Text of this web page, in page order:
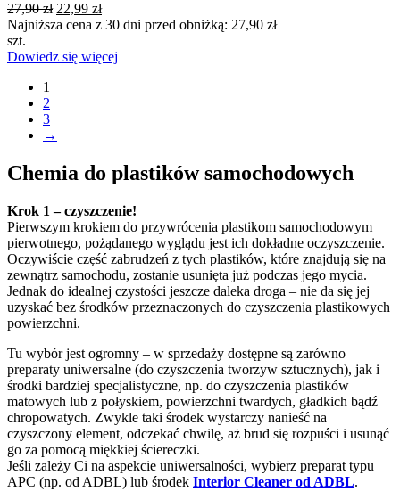
27,90zł 22,99 zł
Najniższa cena z 30 dni przed obniżką: 27,90 zł
szt.
Dowiedz się więcej
1
2
3
→
Chemia do plastików samochodowych
Krok 1 – czyszczenie!
Pierwszym krokiem do przywrócenia plastikom samochodowym
pierwotnego, pożądanego wyglądu jest ich dokładne oczyszczenie.
Oczywiście część zabrudzeń z tych plastików, które znajdują się na
zewnątrz samochodu, zostanie usunięta już podczas jego mycia.
Jednak do idealnej czystości jeszcze daleka droga – nie da się jej
uzyskać bez środków przeznaczonych do czyszczenia plastikowych
powierzchni.
Tu wybór jest ogromny – w sprzedaży dostępne są zarówno
preparaty uniwersalne (do czyszczenia tworzyw sztucznych), jak i
środki bardziej specjalistyczne, np. do czyszczenia plastików
matowych lub z połyskiem, powierzchni twardych, gładkich bądź
chropowatych. Zwykle taki środek wystarczy nanieść na
czyszczony element, odczekać chwilę, aż brud się rozpuści i usunąć
go za pomocą miękkiej ściereczki.
Jeśli zależy Ci na aspekcie uniwersalności, wybierz preparat typu
APC (np. od ADBL) lub środek Interior Cleaner od ADBL.